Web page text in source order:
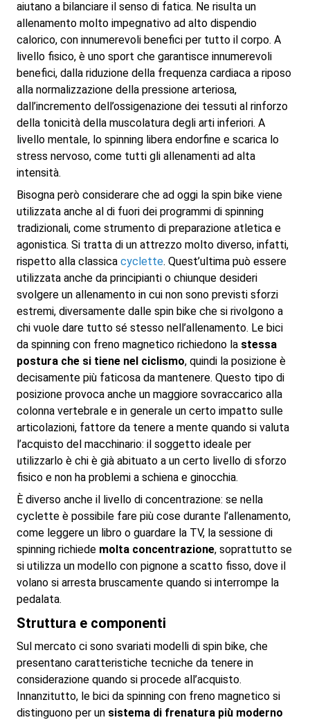
aiutano a bilanciare il senso di fatica. Ne risulta un
allenamento molto impegnativo ad alto dispendio
calorico, con innumerevoli benefici per tutto il corpo. A
livello fisico, è uno sport che garantisce innumerevoli
benefici, dalla riduzione della frequenza cardiaca a riposo
alla normalizzazione della pressione arteriosa,
dall’incremento dell’ossigenazione dei tessuti al rinforzo
della tonicità della muscolatura degli arti inferiori. A
livello mentale, lo spinning libera endorfine e scarica lo
stress nervoso, come tutti gli allenamenti ad alta
intensità.
Bisogna però considerare che ad oggi la spin bike viene
utilizzata anche al di fuori dei programmi di spinning
tradizionali, come strumento di preparazione atletica e
agonistica. Si tratta di un attrezzo molto diverso, infatti,
rispetto alla classica cyclette. Quest’ultima può essere
utilizzata anche da principianti o chiunque desideri
svolgere un allenamento in cui non sono previsti sforzi
estremi, diversamente dalle spin bike che si rivolgono a
chi vuole dare tutto sé stesso nell’allenamento. Le bici
da spinning con freno magnetico richiedono la stessa
postura che si tiene nel ciclismo, quindi la posizione è
decisamente più faticosa da mantenere. Questo tipo di
posizione provoca anche un maggiore sovraccarico alla
colonna vertebrale e in generale un certo impatto sulle
articolazioni, fattore da tenere a mente quando si valuta
l’acquisto del macchinario: il soggetto ideale per
utilizzarlo è chi è già abituato a un certo livello di sforzo
fisico e non ha problemi a schiena e ginocchia.
È diverso anche il livello di concentrazione: se nella
cyclette è possibile fare più cose durante l’allenamento,
come leggere un libro o guardare la TV, la sessione di
spinning richiede molta concentrazione, soprattutto se
si utilizza un modello con pignone a scatto fisso, dove il
volano si arresta bruscamente quando si interrompe la
pedalata.
Struttura e componenti
Sul mercato ci sono svariati modelli di spin bike, che
presentano caratteristiche tecniche da tenere in
considerazione quando si procede all’acquisto.
Innanzitutto, le bici da spinning con freno magnetico si
distinguono per un sistema di frenatura più moderno